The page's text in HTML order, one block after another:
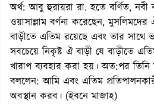
অর্থ: আবু হুরায়রা রা. হতে বর্ণিত, নবী
ওয়াসাল্লাম বর্ণনা করেছেন, মুসলিমদের
বাড়ীতে এতিম রয়েছে এবং তার সাথে
সবচেয়ে নিকৃষ্ট ঐ বাড়ী যে বাড়ীতে
খারাপ ব্যবহার করা হয়। অত:পর তিনি
বললেন: আমি এবং এতিম
অবস্থান করব। (ইবনে মাজাহ)